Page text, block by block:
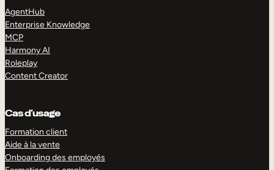
AgentHub
Enterprise Knowledge
MCP
Harmony AI
Roleplay
Content Creator
Cas d’usage
Formation client
Aide à la vente
Onboarding des employés